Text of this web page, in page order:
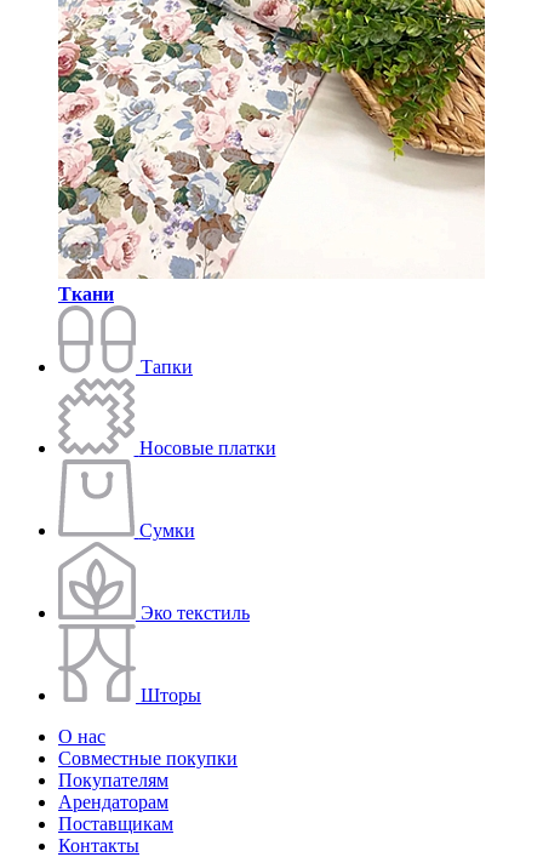
Ткани
Тапки
Носовые платки
Сумки
Эко текстиль
Шторы
О нас
Совместные покупки
Покупателям
Арендаторам
Поставщикам
Контакты